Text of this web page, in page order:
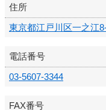
住所
東京都江戸川区一之江
電話番号
03-5607-3344
FAX番号